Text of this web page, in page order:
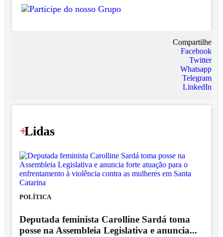
Compartilhe
Facebook
Twitter
Whatsapp
Telegram
LinkedIn
+
Lidas
POLÍTICA
Deputada feminista Carolline Sardá toma
posse na Assembleia Legislativa e anuncia...